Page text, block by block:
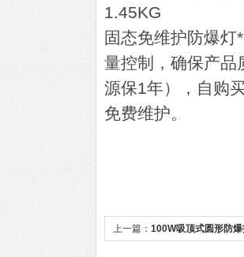
1.45KG
固态免维护防爆
量控制，确保产品
源保1年），自购
免费维护。
上一篇： 100W吸顶式圆形防